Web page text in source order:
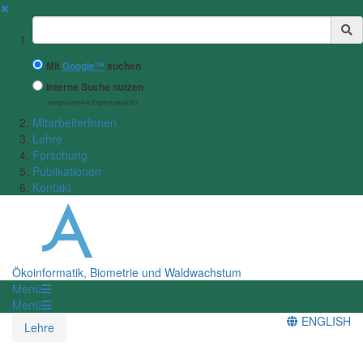
✖
Suchbegriff
MitGoogle™ suchen
Interne Suche nutzen
(eingeschränkte Ergebnisqualität)
MitarbeiterInnen
Lehre
Forschung
Publikationen
Kontakt
Ökoinformatik, Biometrie und Waldwachstum
Menü
Menü
Lehre
ENGLISH